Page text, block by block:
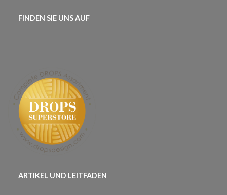
FINDEN SIE UNS AUF
ARTIKEL UND LEITFADEN